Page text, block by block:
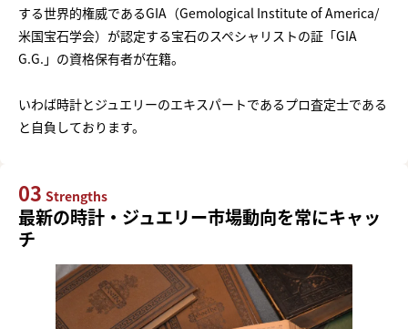
する世界的権威であるGIA（Gemological Institute of America/
米国宝石学会）が認定する宝石のスペシャリストの証「GIA
G.G.」の資格保有者が在籍。
いわば時計とジュエリーのエキスパートであるプロ査定士である
と自負しております。
03 Strengths
最新の時計・ジュエリー市場動向を常にキャッ
チ